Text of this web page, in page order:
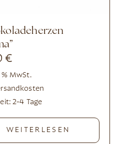
€
% MwSt.
2-4 Tage
WEITERLESEN